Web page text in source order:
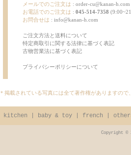
メールでのご注文は : order-cu@kanan-h.com
お電話でのご注文は : 045-514-7358
お問合せは : info@kanan-h.com
ご注文方法と送料について
特定商取引に関する法律に基づく表記
古物営業法に基づく表記
プライバシーポリシーについて
＊掲載されている写真には全て著作権がありますので
kitchen baby & toy french
Copyright ©